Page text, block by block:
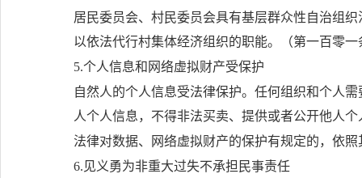
居民委员会、村民委员会具有基层群众性自治组
以依法代行村集体经济组织的职能。（第一百零一
5.个人信息和网络虚拟财产受保护
自然人的个人信息受法律保护。任何组织和个人
人个人信息，不得非法买卖、提供或者公开他人
法律对数据、网络虚拟财产的保护有规定的，依
6.见义勇为非重大过失不承担民事责任